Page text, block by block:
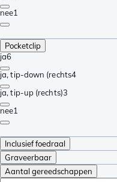
nee1
Pocketclip
ja6
ja, tip-down (rechts4
ja, tip-up (rechts)3
nee1
Inclusief foedraal
Graveerbaar
Aantal gereedschappen